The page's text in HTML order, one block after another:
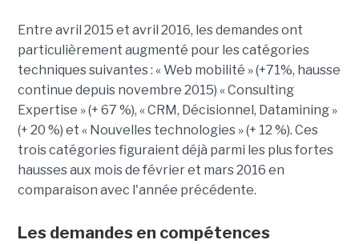
Entre avril 2015 et avril 2016, les demandes ont
particulièrement augmenté pour les catégories
techniques suivantes : « Web mobilité » (+71%, hausse
continue depuis novembre 2015) « Consulting
Expertise » (+ 67 %), « CRM, Décisionnel, Datamining »
(+ 20 %) et « Nouvelles technologies » (+ 12 %). Ces
trois catégories figuraient déjà parmi les plus fortes
hausses aux mois de février et mars 2016 en
comparaison avec l'année précédente.
Les demandes en compétences